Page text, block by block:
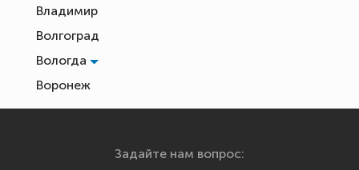
Владимир
Волгоград
Вологда
Воронеж
Екатеринбург
Задайте нам вопрос: